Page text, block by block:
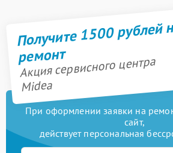
Получите 1500 рублей
ремонт
Акция сервисного центра
Midea
При оформлении заявки на
сайт,
действует персональная